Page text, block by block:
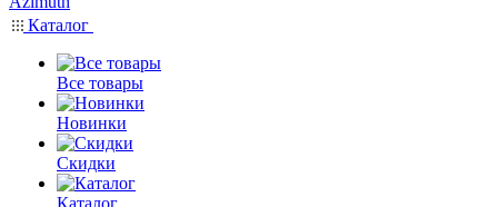
Каталог
Все товары
Новинки
Скидки
Каталог